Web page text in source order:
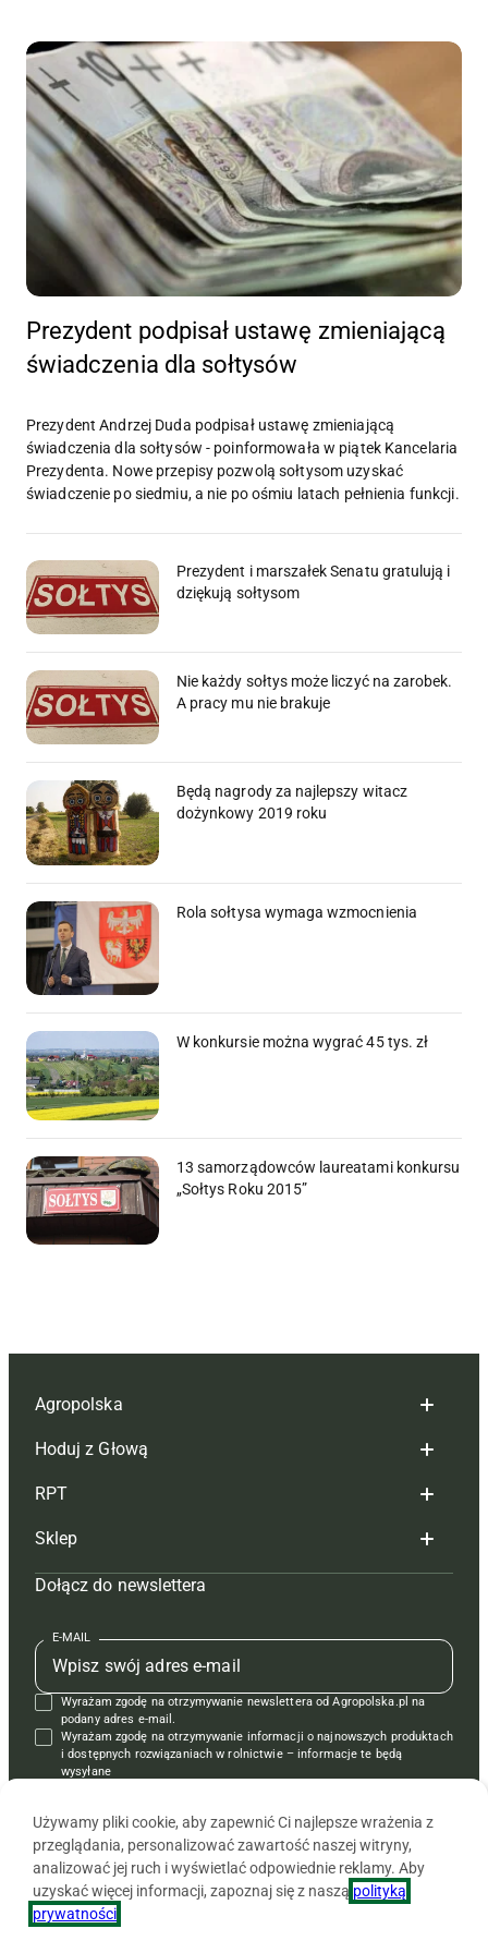
Prezydent podpisał ustawę zmieniającą
świadczenia dla sołtysów
Prezydent Andrzej Duda podpisał ustawę zmieniającą
świadczenia dla sołtysów - poinformowała w piątek Kancelaria
Prezydenta. Nowe przepisy pozwolą sołtysom uzyskać
świadczenie po siedmiu, a nie po ośmiu latach pełnienia funkcji.
Prezydent i marszałek Senatu gratulują i
dziękują sołtysom
Nie każdy sołtys może liczyć na zarobek.
A pracy mu nie brakuje
Będą nagrody za najlepszy witacz
dożynkowy 2019 roku
Rola sołtysa wymaga wzmocnienia
W konkursie można wygrać 45 tys. zł
13 samorządowców laureatami konkursu
„Sołtys Roku 2015”
Agropolska
Redakcja
Reklama
Tagi
Mapa serwisu
Kontakt
Regulamin
Polityka prywatności
Hoduj z Głową
Hoduj z głową bydło
Hoduj z głową świnie
Prenumerata
Redakcja
Kontakt
Reklama
RPT
Redakcja
Prenumerata
Reklama
Kontakt
Krzyżówki
Sklep
Czasopisma i prenumerata
Książki
Regulamin
Dołącz do newslettera
E-MAIL
Wyrażam zgodę na otrzymywanie newslettera od Agropolska.pl na
podany adres e-mail.
Wyrażam zgodę na otrzymywanie informacji o najnowszych produktach
i dostępnych rozwiązaniach w rolnictwie – informacje te będą
wysyłane
Używamy pliki cookie, aby zapewnić Ci najlepsze wrażenia z
przeglądania, personalizować zawartość naszej witryny,
analizować jej ruch i wyświetlać odpowiednie reklamy. Aby
uzyskać więcej informacji, zapoznaj się z naszą polityką
prywatności